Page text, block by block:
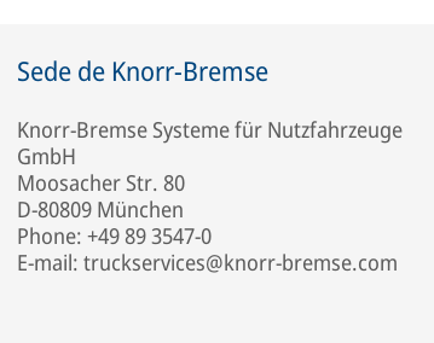
Sede de Knorr-Bremse
Knorr-Bremse Systeme für Nutzfahrzeuge
GmbH
Moosacher Str. 80
D-80809 München
Phone: +49 89 3547-0
E-mail: truckservices@knorr-bremse.com